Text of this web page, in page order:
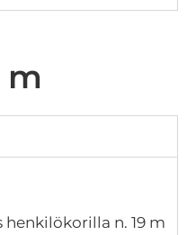
m
n. 19 m